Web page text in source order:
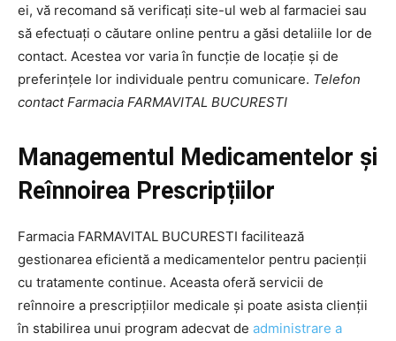
ei, vă recomand să verificați site-ul web al farmaciei sau
să efectuați o căutare online pentru a găsi detaliile lor de
contact. Acestea vor varia în funcție de locație și de
preferințele lor individuale pentru comunicare. Telefon
contact Farmacia FARMAVITAL BUCURESTI
Managementul Medicamentelor și
Reînnoirea Prescripțiilor
Farmacia FARMAVITAL BUCURESTI facilitează
gestionarea eficientă a medicamentelor pentru pacienții
cu tratamente continue. Aceasta oferă servicii de
reînnoire a prescripțiilor medicale și poate asista clienții
în stabilirea unui program adecvat de administrare a